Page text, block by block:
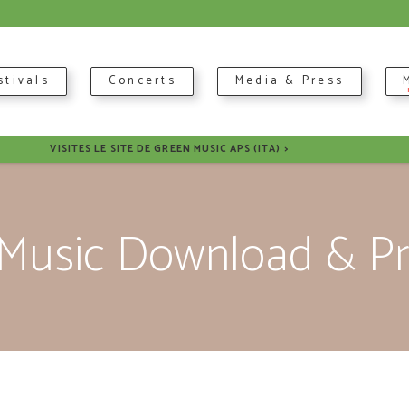
Concerts Media & Press
VISITES LE SITE DE GREEN MUSIC APS (ITA) >
Download &